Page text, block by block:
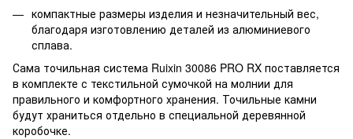
компактные размеры изделия и незначительный вес,
благодаря изготовлению деталей из алюминиевого
сплава.
Сама точильная система Ruixin 30086 PRO RX поставляется
в комплекте с текстильной сумочкой на молнии для
правильного и комфортного хранения. Точильные камни
будут храниться отдельно в специальной деревянной
коробочке.